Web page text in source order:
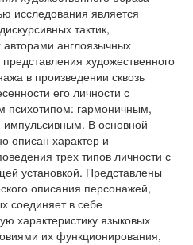
исследования является
тактик,
англоязычных
представления художественного
в произведении сквозь
его личности с
психотипом: гармоничным,
В основной
описан характер и
трех типов личности с
установкой. Представлены
описания персонажей,
соединяет в себе
характеристику языковых
их функционирования,